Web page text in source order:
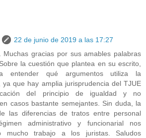
22 de junio de 2019 a las 17:27
Muchas gracias por sus amables palabras
la cuestión que plantea en su escrito,
entender qué argumentos utiliza la
ya que hay amplia jurisprudencia del TJUE
del principio de igualdad y no
casos bastante semejantes. Sin duda, la
las diferencias de tratos entre personal
administrativo y funcionarial nos
mucho trabajo a los juristas. Saludos